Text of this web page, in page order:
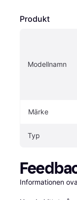
Produkt
Modellnamn
Märke
Typ
Informationen